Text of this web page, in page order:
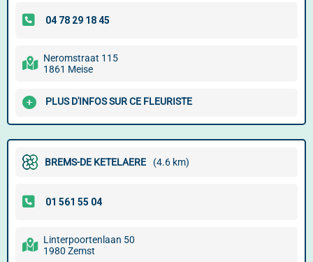
Neromstraat 115
1861 Meise
PLUS D'INFOS SUR CE FLEURISTE
BREMS-DE KETELAERE (4.6 km)
Linterpoortenlaan 50
1980 Zemst